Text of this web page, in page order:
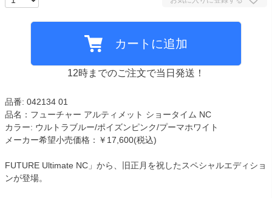
カートに追加
12時までのご注文で当日発送！
品番: 042134 01
品名：フューチャー アルティメット ショータイム NC
カラー: ウルトラブルー/ポイズンピンク/プーマホワイト
メーカー希望小売価格：￥17,600(税込)
FUTURE Ultimate NC」から、旧正月を祝したスペシャルエディショ
ンが登場。